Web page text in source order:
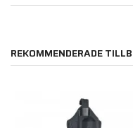
REKOMMENDERADE